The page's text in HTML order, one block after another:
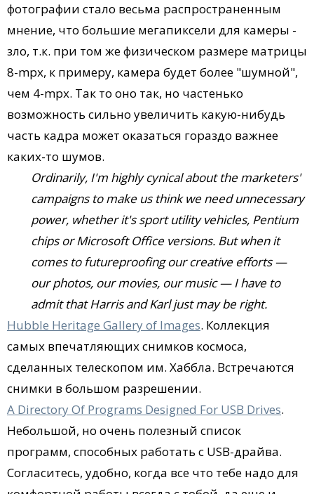
фотографии стало весьма распространенным
мнение, что большие мегапиксели для камеры -
зло, т.к. при том же физическом размере матрицы
8-mpx, к примеру, камера будет более "шумной",
чем 4-mpx. Так то оно так, но частенько
возможность сильно увеличить какую-нибудь
часть кадра может оказаться гораздо важнее
каких-то шумов.
Ordinarily, I'm highly cynical about the marketers'
campaigns to make us think we need unnecessary
power, whether it's sport utility vehicles, Pentium
chips or Microsoft Office versions. But when it
comes to futureproofing our creative efforts —
our photos, our movies, our music — I have to
admit that Harris and Karl just may be right.
Hubble Heritage Gallery of Images. Коллекция
самых впечатляющих снимков космоса,
сделанных телескопом им. Хаббла. Встречаются
снимки в большом разрешении.
A Directory Of Programs Designed For USB Drives.
Небольшой, но очень полезный список
программ, способных работать с USB-драйва.
Согласитесь, удобно, когда все что тебе надо для